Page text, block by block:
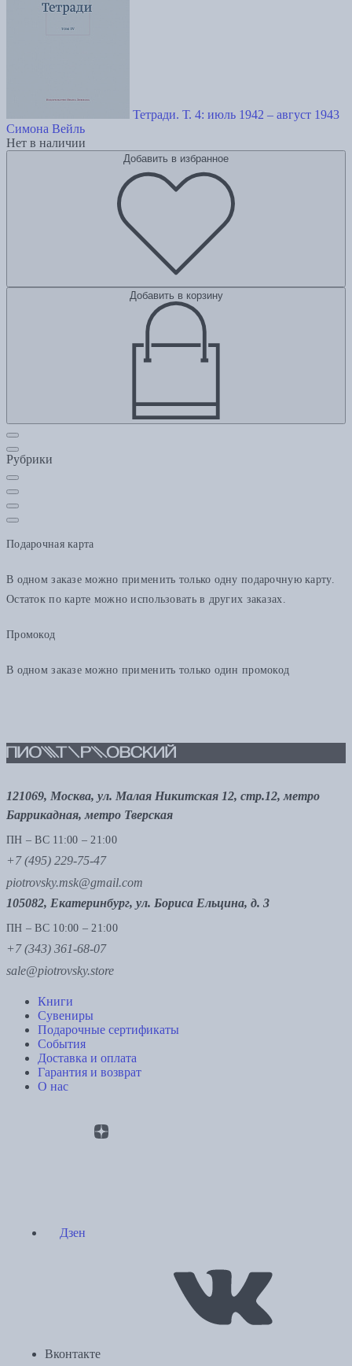
Тетради. Т. 4: июль 1942 – август 1943
Симона Вейль
Нет в наличии
Добавить в избранное
Добавить в корзину
Рубрики
Подарочная карта
В одном заказе можно применить только одну подарочную карту.
Остаток по карте можно использовать в других заказах.
Промокод
В одном заказе можно применить только один промокод
121069, Москва, ул. Малая Никитская 12, стр.12, метро
Баррикадная, метро Тверская
ПН – ВС 11:00 – 21:00
+7 (495) 229-75-47
piotrovsky.msk@gmail.com
105082, Екатеринбург, ул. Бориса Ельцина, д. 3
ПН – ВС 10:00 – 21:00
+7 (343) 361-68-07
sale@piotrovsky.store
Книги
Сувениры
Подарочные сертификаты
События
Доставка и оплата
Гарантия и возврат
О нас
Дзен
Вконтакте